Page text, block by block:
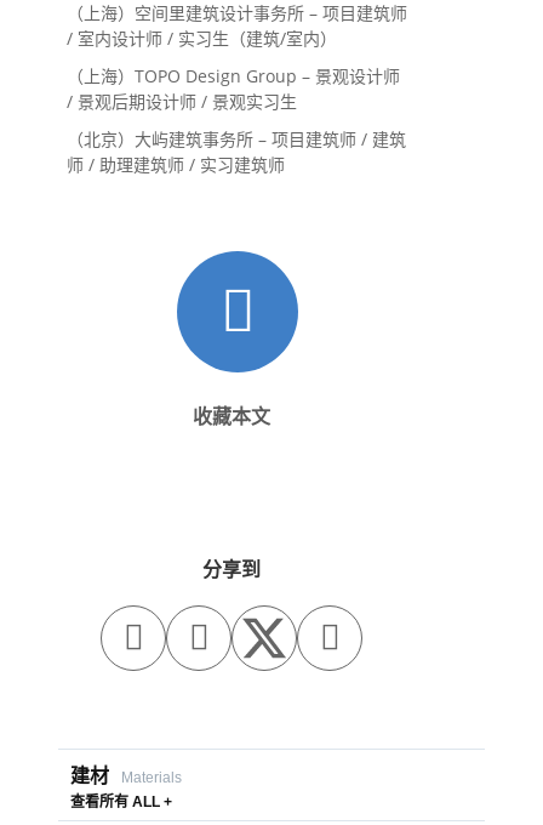
（上海）空间里建筑设计事务所 – 项目建筑师
/ 室内设计师 / 实习生（建筑/室内）
（上海）TOPO Design Group – 景观设计师
/ 景观后期设计师 / 景观实习生
（北京）大屿建筑事务所 – 项目建筑师 / 建筑
师 / 助理建筑师 / 实习建筑师
收藏本文
分享到
  
建材
Materials
查看所有 ALL +